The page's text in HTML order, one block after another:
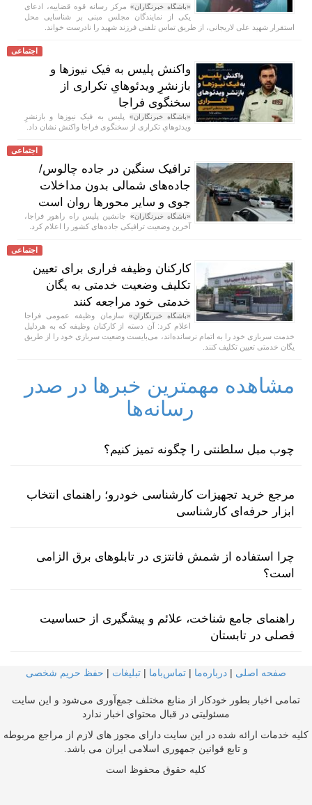
«باشگاه خبرنگاران» مرکز رسانه قوه قضاییه، ادعای
یکی از نمایندگان مجلس مبنی بر شناسایی محل
استقرار شهید علی لاریجانی، از طریق تماس تلفنی فرزند شهید را نادرست خواند.
اجتماعی
واکنش پلیس به فیک نیوز‌ها و
بازنشرِ ویدئوهایِ تکراری از
سخنگوی فراجا
«باشگاه خبرنگاران» پلیس به فیک نیوزها و بازنشرِ
ویدئوهایِ تکراری از سخنگوی فراجا واکنش نشان داد.
اجتماعی
ترافیک سنگین در جاده چالوس/
جاده‌های شمالی بدون مداخلات
جوی و سایر محور‌ها روان است
«باشگاه خبرنگاران» جانشین پلیس راه راهور فراجا،
آخرین وضعیت ترافیکی جاده‌های کشور را اعلام کرد.
اجتماعی
کارکنان وظیفه فراری برای تعیین
تکلیف وضعیت خدمتی به یگان
خدمتی خود مراجعه کنند
«باشگاه خبرنگاران» سازمان وظیفه عمومی فراجا
اعلام کرد: آن دسته از کارکنان وظیفه که به هردلیل
خدمت سربازی خود را به اتمام نرسانده‌اند، می‌بایست وضعیت سربازی خود را از طریق
یگان خدمتی تعیین تکلیف کنند.
مشاهده مهمترین خبرها در صدر
رسانه‌ها
چوب مبل سلطنتی را چگونه تمیز کنیم؟
مرجع خرید تجهیزات کارشناسی خودرو؛ راهنمای انتخاب
ابزار حرفه‌ای کارشناسی
چرا استفاده از شمش فانتزی در تابلوهای برق الزامی
است؟
راهنمای جامع شناخت، علائم و پیشگیری از حساسیت
فصلی در تابستان
صفحه اصلی | درباره‌ما | تماس‌با‌ما | تبلیغات | حفظ حریم شخصی
تمامی اخبار بطور خودکار از منابع مختلف جمع‌آوری می‌شود و این سایت
مسئولیتی در قبال محتوای اخبار ندارد
کلیه خدمات ارائه شده در این سایت دارای مجوز های لازم از مراجع مربوطه
و تابع قوانین جمهوری اسلامی ایران می باشد.
کلیه حقوق محفوظ است